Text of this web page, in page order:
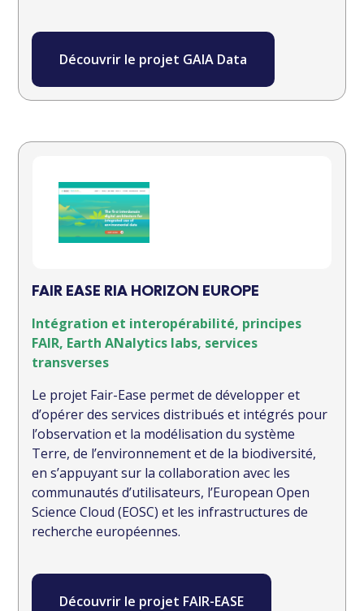
Découvrir le projet GAIA Data
FAIR EASE RIA HORIZON EUROPE
Intégration et interopérabilité, principes
FAIR, Earth ANalytics labs, services
transverses
Le projet Fair-Ease permet de développer et
d’opérer des services distribués et intégrés pour
l’observation et la modélisation du système
Terre, de l’environnement et de la biodiversité,
en s’appuyant sur la collaboration avec les
communautés d’utilisateurs, l’European Open
Science Cloud (EOSC) et les infrastructures de
recherche européennes.
Découvrir le projet FAIR-EASE